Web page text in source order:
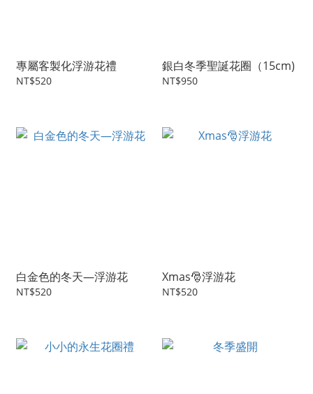
專屬客製化浮游花禮
NT$520
銀白冬季聖誕花圈（15cm)
NT$950
白金色的冬天—浮游花
NT$520
Xmas🎅浮游花
NT$520